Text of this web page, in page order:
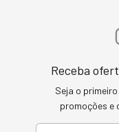
Receba
Seja o
promoções e